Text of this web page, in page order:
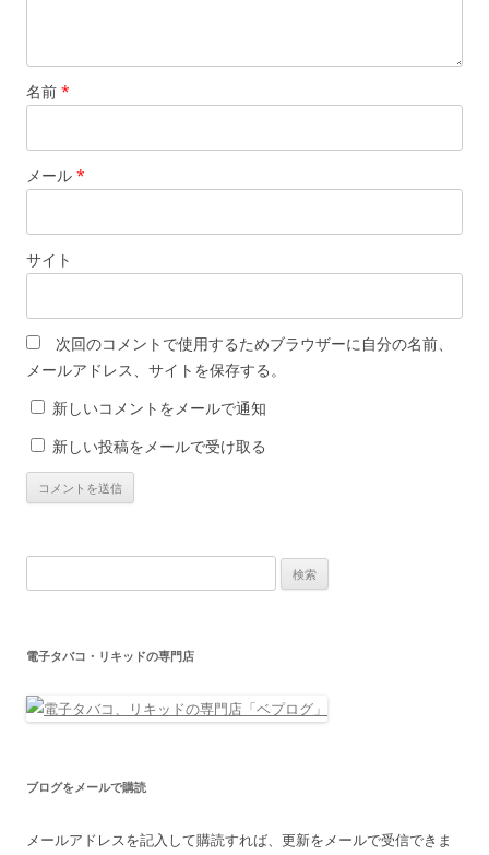
名前 *
メール *
サイト
次回のコメントで使用するためブラウザーに自分の名前、
メールアドレス、サイトを保存する。
新しいコメントをメールで通知
新しい投稿をメールで受け取る
索:
電子タバコ・リキッドの専門店
ブログをメールで購読
メールアドレスを記入して購読すれば、更新をメールで受信できま